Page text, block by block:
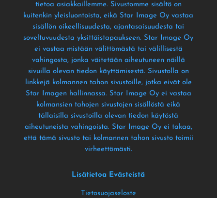
tietoa asiakkaillemme. Sivustomme sisältö on
kuitenkin yleisluontoista, eikä Star Image Oy vastaa
sisällön oikeellisuudesta, ajantasaisuudesta tai
soveltuvuudesta yksittäistapaukseen. Star Image Oy
ei vastaa mistään välittömästä tai välillisestä
vahingosta, jonka väitetään aiheutuneen näillä
sivuilla olevan tiedon käyttämisestä. Sivustolla on
linkkejä kolmannen tahon sivustoille, jotka eivät ole
Star Imagen hallinnassa. Star Image Oy ei vastaa
kolmansien tahojen sivustojen sisällöstä eikä
tällaisilla sivustoilla olevan tiedon käytöstä
aiheutuneista vahingoista. Star Image Oy ei takaa,
että tämä sivusto tai kolmannen tahon sivusto toimii
virheettömästi.
Lisätietoa Evästeistä
Tietosuojaseloste